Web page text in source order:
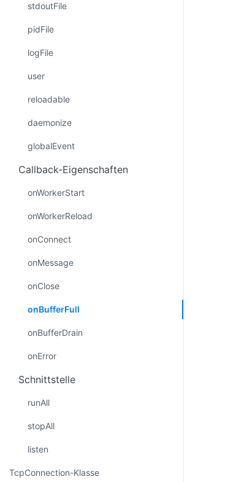
stdoutFile
pidFile
logFile
user
reloadable
daemonize
globalEvent
Callback-Eigenschaften
onWorkerStart
onWorkerReload
onConnect
onMessage
onClose
onBufferFull
onBufferDrain
onError
Schnittstelle
runAll
stopAll
listen
TcpConnection-Klasse